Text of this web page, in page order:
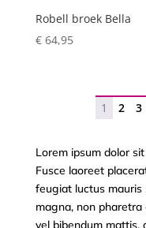
Robell broek Bella
€64,95
1 2 3
Lorem ipsum dolor
Fusce laoreet
feugiat luctus mauris
magna, non
vel bibendum mattis,